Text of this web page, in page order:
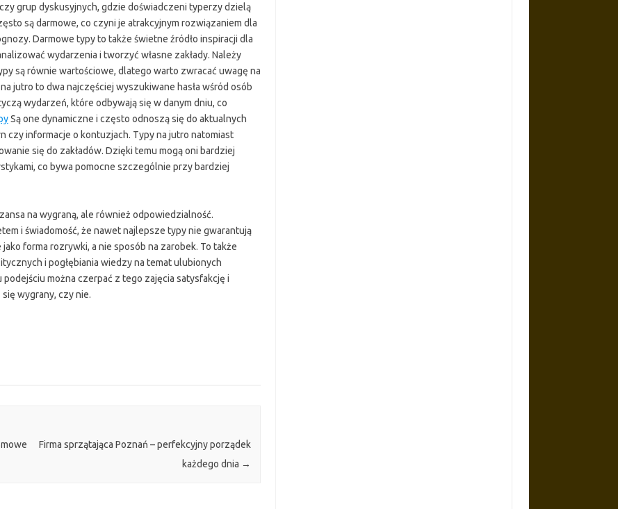
grup dyskusyjnych, gdzie doświadczeni typerzy dzielą
są darmowe, co czyni je atrakcyjnym rozwiązaniem dla
Darmowe typy to także świetne źródło inspiracji dla
wydarzenia i tworzyć własne zakłady. Należy
są równie wartościowe, dlatego warto zwracać uwagę na
jutro to dwa najczęściej wyszukiwane hasła wśród osób
wydarzeń, które odbywają się w danym dniu, co
Są one dynamiczne i często odnoszą się do aktualnych
czy informacje o kontuzjach. Typy na jutro natomiast
się do zakładów. Dzięki temu mogą oni bardziej
co bywa pomocne szczególnie przy bardziej
na wygraną, ale również odpowiedzialność.
i świadomość, że nawet najlepsze typy nie gwarantują
forma rozrywki, a nie sposób na zarobek. To także
i pogłębiania wiedzy na temat ulubionych
można czerpać z tego zajęcia satysfakcję i
wygrany, czy nie.
Firma sprzątająca Poznań – perfekcyjny porządek
każdego dnia →